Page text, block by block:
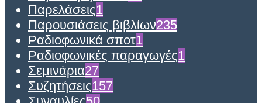
Παρελάσεις1
Παρουσιάσεις βιβλίων235
Ραδιοφωνικά σποτ1
Ραδιοφωνικές παραγωγές1
Σεμινάρια27
Συζητήσεις157